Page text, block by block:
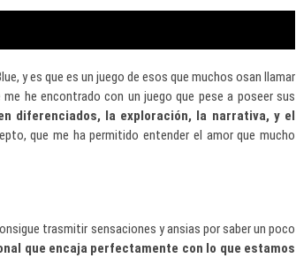
y es que es un juego de esos que muchos osan llamar
he encontrado con un juego que pese a poseer sus
diferenciados, la exploración, la narrativa, y el
que me ha permitido entender el amor que mucho
trasmitir sensaciones y ansias por saber un poco
que encaja perfectamente con lo que estamos